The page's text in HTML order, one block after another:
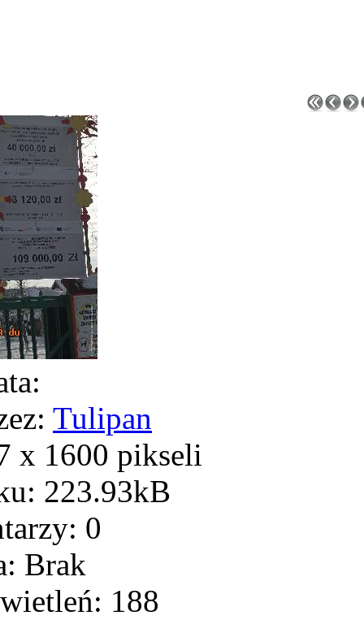
Tulipan
x 1600 pikseli
223.93kB
0
Brak
188